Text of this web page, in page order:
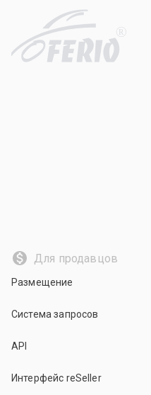
R
Для продавцов
Размещение
Система запросов
API
Интерфейс reSeller